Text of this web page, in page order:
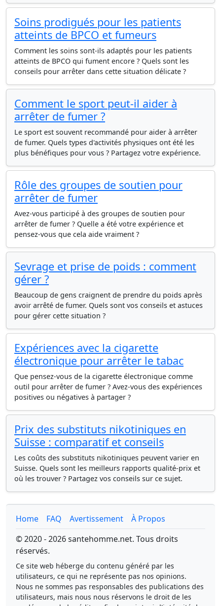
Soins prodigués pour les patients
atteints de BPCO et fumeurs
Comment les soins sont-ils adaptés pour les patients
atteints de BPCO qui fument encore ? Quels sont les
conseils pour arrêter dans cette situation délicate ?
Comment le sport peut-il aider à
arrêter de fumer ?
Le sport est souvent recommandé pour aider à arrêter
de fumer. Quels types d'activités physiques ont été les
plus bénéfiques pour vous ? Partagez votre expérience.
Rôle des groupes de soutien pour
arrêter de fumer
Avez-vous participé à des groupes de soutien pour
arrêter de fumer ? Quelle a été votre expérience et
pensez-vous que cela aide vraiment ?
Sevrage et prise de poids : comment
gérer ?
Beaucoup de gens craignent de prendre du poids après
avoir arrêté de fumer. Quels sont vos conseils et astuces
pour gérer cette situation ?
Expériences avec la cigarette
électronique pour arrêter le tabac
Que pensez-vous de la cigarette électronique comme
outil pour arrêter de fumer ? Avez-vous des expériences
positives ou négatives à partager ?
Prix des substituts nikotiniques en
Suisse : comparatif et conseils
Les coûts des substituts nikotiniques peuvent varier en
Suisse. Quels sont les meilleurs rapports qualité-prix et
où les trouver ? Partagez vos conseils sur ce sujet.
Home FAQ Avertissement
À Propos
© 2020 - 2026 santehomme.net. Tous droits
réservés.
Ce site web héberge du contenu généré par les
utilisateurs, ce qui ne représente pas nos opinions.
Nous ne sommes pas responsables des publications des
utilisateurs, mais nous nous réservons le droit de les